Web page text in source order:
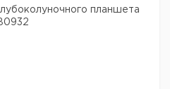
планшета